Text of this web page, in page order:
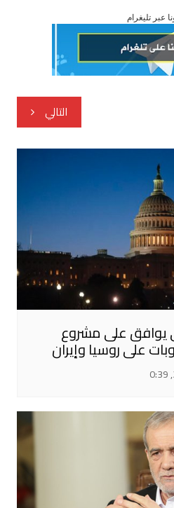
عبر تليغرام
التالي
يوافق على مشروع
على روسيا وإيران